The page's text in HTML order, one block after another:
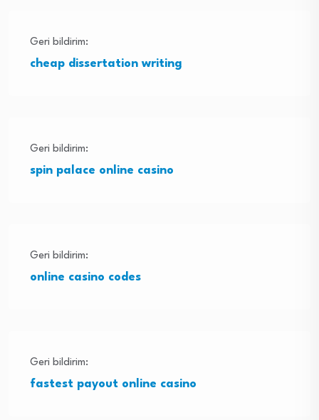
Geri bildirim:
cheap dissertation writing
Geri bildirim:
spin palace online casino
Geri bildirim:
online casino codes
Geri bildirim:
fastest payout online casino